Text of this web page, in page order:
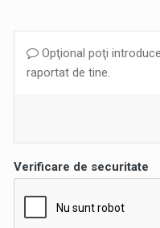
Opţional poţi
raportat de tine.
Verificare de securitate